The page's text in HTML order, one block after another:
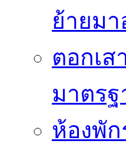
ย้ายมา
ตอกเ
มาตร
ห้องพั